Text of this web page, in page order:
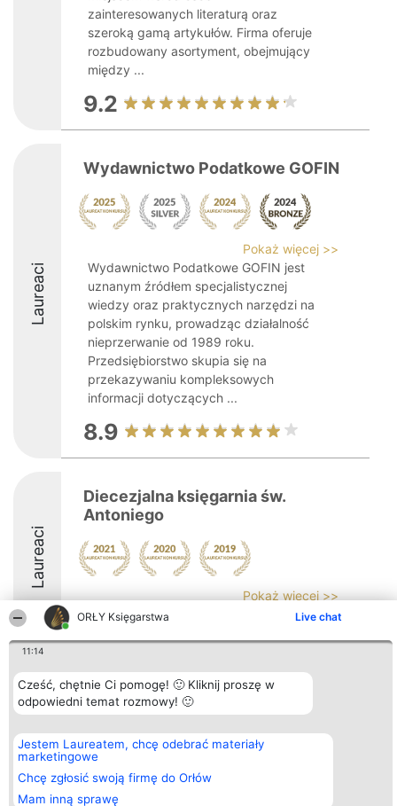
ORŁY Księgarstwa Live chat
11:14
Cześć, chętnie Ci pomogę! 🙂 Kliknij proszę w
odpowiedni temat rozmowy! 🙂
Jestem Laureatem, chcę odebrać materiały
marketingowe
Chcę zgłosić swoją firmę do Orłów
Mam inną sprawę
zainteresowanych literaturą oraz
szeroką gamą artykułów. Firma oferuje
rozbudowany asortyment, obejmujący
między ...
9.2
Laureaci
Wydawnictwo Podatkowe GOFIN
Pokaż więcej >>
Wydawnictwo Podatkowe GOFIN jest
uznanym źródłem specjalistycznej
wiedzy oraz praktycznych narzędzi na
polskim rynku, prowadząc działalność
nieprzerwanie od 1989 roku.
Przedsiębiorstwo skupia się na
przekazywaniu kompleksowych
informacji dotyczących ...
8.9
Laureaci
Diecezjalna księgarnia św.
Antoniego
Pokaż więcej >>
Organizator plebiscytu
Bright Side Solutions sp. z o.
o. sp. k.
ul. Ruska 22
Wrocław 50-079
KRS 0000749100 | Regon
381313360 | NIP 8943132676
+48 508 492 400
Plebiscyt
Laureaci
Lista
wszystkich
Laureatów
Regulamin
Polityka
Kontakt